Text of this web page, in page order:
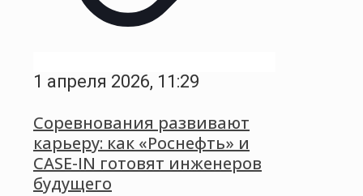
1 апреля 2026, 11:29
Соревнования развивают
карьеру: как «Роснефть» и
CASE-IN готовят инженеров
будущего